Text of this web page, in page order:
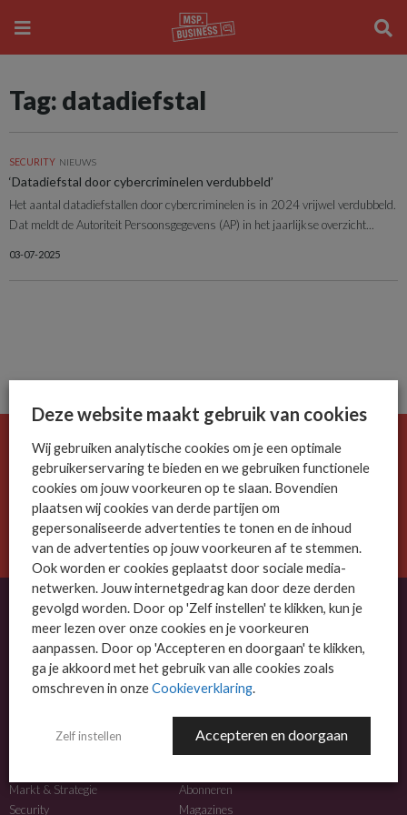
Tag: datadiefstal
SECURITY NIEUWS
‘Datadiefstal door cybercriminelen verdubbeld’
Het aantal datadiefstallen door cybercriminelen is in 2024 vrijwel verdubbeld.
Dat meldt de Autoriteit Persoonsgegevens (AP) in het jaarlijkse overzicht...
03-07-2025
De ICT-wereld is snel. Mis niets.
Meld je nu aan voor de MSP Business nieuwsbrief.
AANMELDEN
OVER MSP BUSINESS
MSP Business is het kennisplatform voor IT-dienstverleners met MKB-focus.
NIEUWS
Markt & Strategie
Security
MEER INFO
Abonneren
Magazines
Deze website maakt gebruik van cookies
Wij gebruiken analytische cookies om je een optimale
gebruikerservaring te bieden en we gebruiken functionele
cookies om jouw voorkeuren op te slaan. Bovendien
plaatsen wij cookies van derde partijen om
gepersonaliseerde advertenties te tonen en de inhoud
van de advertenties op jouw voorkeuren af te stemmen.
Ook worden er cookies geplaatst door sociale media-
netwerken. Jouw internetgedrag kan door deze derden
gevolgd worden. Door op 'Zelf instellen' te klikken, kun je
meer lezen over onze cookies en je voorkeuren
aanpassen. Door op 'Accepteren en doorgaan' te klikken,
ga je akkoord met het gebruik van alle cookies zoals
omschreven in onzeCookieverklaring.
Zelf instellen Accepteren en doorgaan